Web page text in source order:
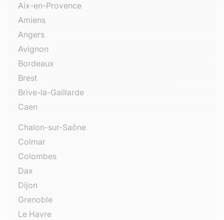
Aix-en-Provence
Amiens
Angers
Avignon
Bordeaux
Brest
Brive-la-Gaillarde
Caen
Chalon-sur-Saône
Colmar
Colombes
Dax
Dijon
Grenoble
Le Havre